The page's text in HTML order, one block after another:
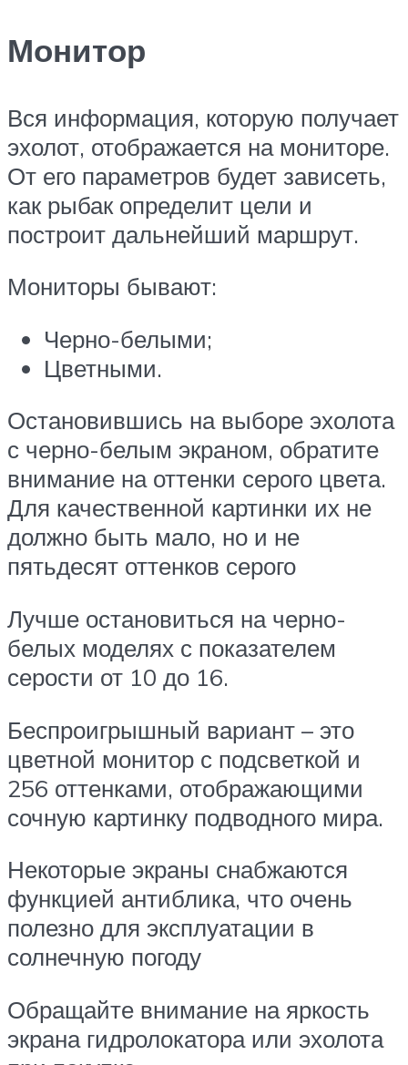
Монитор
Вся информация, которую получает
эхолот, отображается на мониторе.
От его параметров будет зависеть,
как рыбак определит цели и
построит дальнейший маршрут.
Мониторы бывают:
Черно-белыми;
Цветными.
Остановившись на выборе эхолота
с черно-белым экраном, обратите
внимание на оттенки серого цвета.
Для качественной картинки их не
должно быть мало, но и не
пятьдесят оттенков серого
Лучше остановиться на черно-
белых моделях с показателем
серости от 10 до 16.
Беспроигрышный вариант – это
цветной монитор с подсветкой и
256 оттенками, отображающими
сочную картинку подводного мира.
Некоторые экраны снабжаются
функцией антиблика, что очень
полезно для эксплуатации в
солнечную погоду
Обращайте внимание на яркость
экрана гидролокатора или эхолота